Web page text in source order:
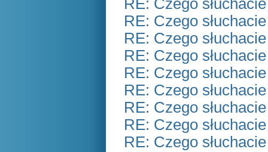
RE: Czego
RE: Czego
RE: Czego
RE: Czego
RE: Czego
RE: Czego
RE: Czego
RE: Czego
RE: Czego